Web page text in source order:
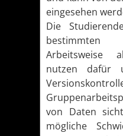
eingesehen
Die
bestimmten
Arbeitsweise
nutzen dafür
von Daten
mögliche